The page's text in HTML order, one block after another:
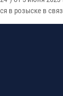
в розыске в